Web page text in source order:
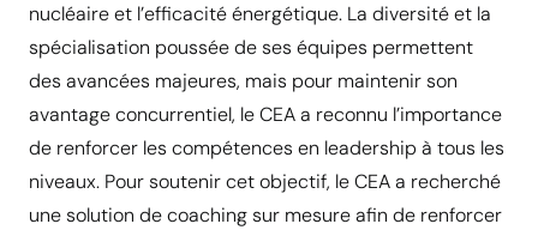
nucléaire et l’efficacité énergétique. La diversité et la
spécialisation poussée de ses équipes permettent
des avancées majeures, mais pour maintenir son
avantage concurrentiel, le CEA a reconnu l’importance
de renforcer les compétences en leadership à tous les
niveaux. Pour soutenir cet objectif, le CEA a recherché
une solution de coaching sur mesure afin de renforcer